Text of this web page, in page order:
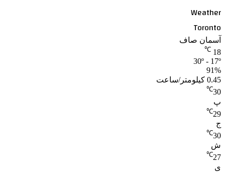
Weather
Toronto
آسمان صاف
18
℃
30º - 17º
91%
0.45 کیلومتر/ساعت
30
℃
پ
29
℃
ج
30
℃
ش
27
℃
ی